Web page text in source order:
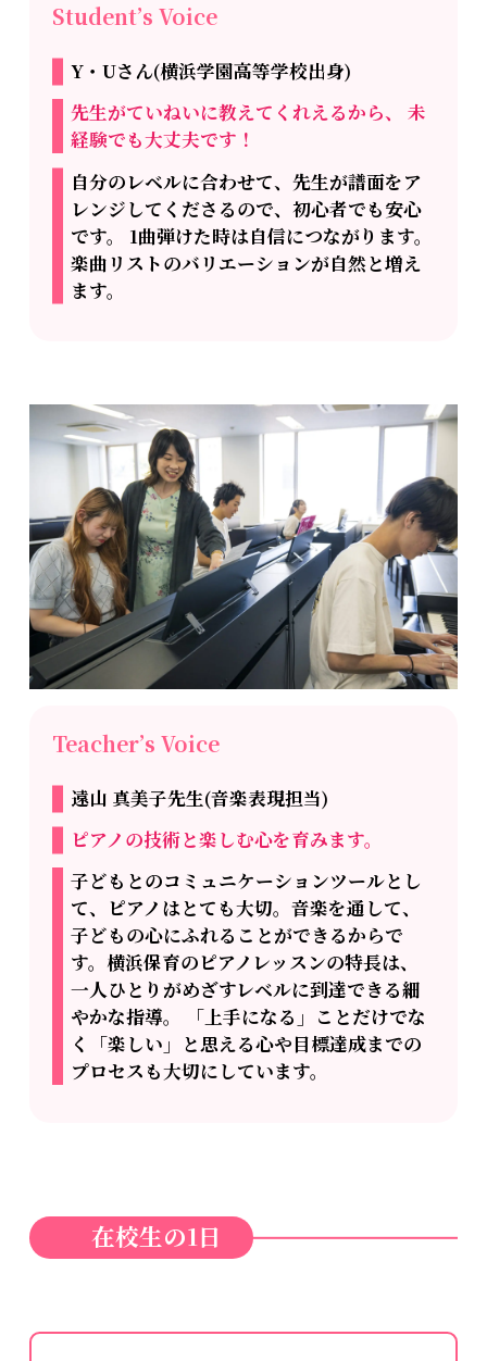
Student’s Voice
Y・Uさん(横浜学園高等学校出身)
先生がていねいに教えてくれえるから、 未
経験でも大丈夫です！
自分のレベルに合わせて、先生が譜面をア
レンジしてくださるので、初心者でも安心
です。 1曲弾けた時は自信につながります。
楽曲リストのバリエーションが自然と増え
ます。
Teacher’s Voice
遠山 真美子先生(音楽表現担当)
ピアノの技術と楽しむ心を育みます。
子どもとのコミュニケーションツールとし
て、ピアノはとても大切。音楽を通して、
子どもの心にふれることができるからで
す。横浜保育のピアノレッスンの特長は、
一人ひとりがめざすレベルに到達できる細
やかな指導。 「上手になる」ことだけでな
く「楽しい」と思える心や目標達成までの
プロセスも大切にしています。
在校生の1日